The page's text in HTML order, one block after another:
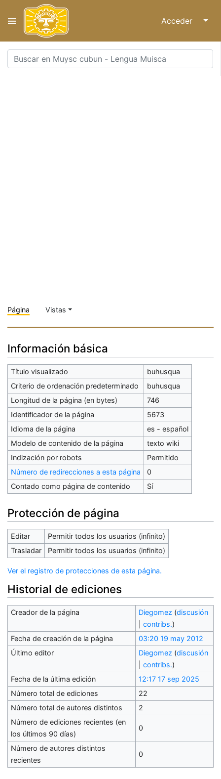
Acceder ↓
Página Vistas
Información básica
Título visualizado
buhusqua
Criterio de ordenación predeterminado
buhusqua
Longitud de la página (en bytes)
746
Identificador de la página
5673
Idioma de la página
es - español
Modelo de contenido de la página
texto wiki
Indización por robots
Permitido
Número de redirecciones a esta página
0
Contado como página de contenido
Sí
Protección de página
Editar
Permitir todos los usuarios (infinito)
Trasladar
Permitir todos los usuarios (infinito)
Ver el registro de protecciones de esta página.
Historial de ediciones
Creador de la página Diegomez (discusión
contribs.)
Fecha de creación de la página
03:20 19 may 2012
Último editor
Diegomez (discusión
contribs.)
Fecha de la última edición
12:17 17 sep 2025
Número total de ediciones
22
Número total de autores distintos
2
Número de ediciones recientes (en
los últimos 90 días)
0
Número de autores distintos
recientes
0